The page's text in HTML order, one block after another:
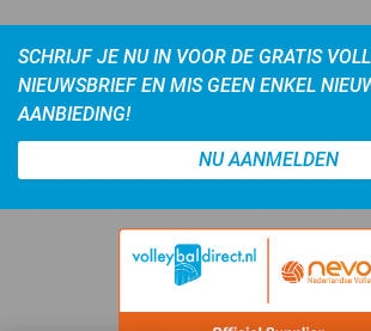
SCHRIJF JE NU IN VOOR DE GRATIS
NIEUWSBRIEF EN MIS GEEN ENKEL
AANBIEDING!
NU AANMELDEN